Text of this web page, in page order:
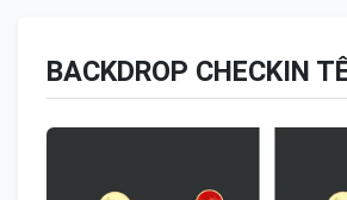
BACKDROP CHECKIN